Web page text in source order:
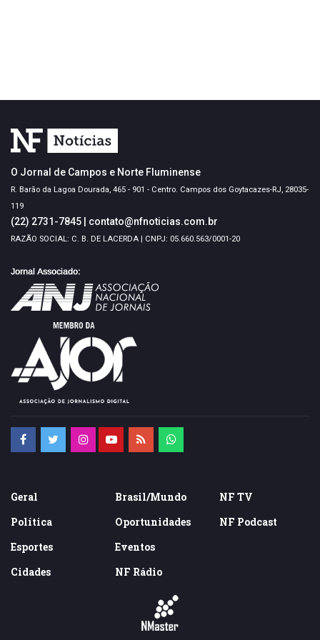
O Jornal de Campos e Norte Fluminense
R. Barão da Lagoa Dourada, 465 - 901 - Centro. Campos dos Goytacazes-RJ, 28035-
119
(22) 2731-7845 contato@nfnoticias.com.br
RAZÃO SOCIAL: C. B. DE LACERDA | CNPJ: 05.660.563/0001-20
Geral
Política
Esportes
Cidades
Brasil/Mundo
Oportunidades
Eventos
NF Rádio
NF TV
NF Podcast